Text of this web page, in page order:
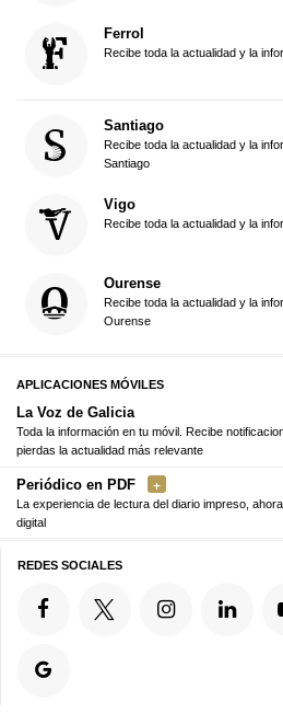
Ferrol
Recibe toda la actualidad y la
Santiago
Recibe toda la actualidad y la
Santiago
Vigo
Recibe toda la actualidad y la
Ourense
Recibe toda la actualidad y la
Ourense
APLICACIONES MÓVILES
La Voz de Galicia
Toda la información en tu móvil. Recibe
pierdas la actualidad más relevante
Periódico en PDF
La experiencia de lectura del diario impreso,
digital
REDES SOCIALES